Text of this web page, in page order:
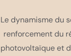
Le dynamisme du
renforcement du
photovoltaïque et